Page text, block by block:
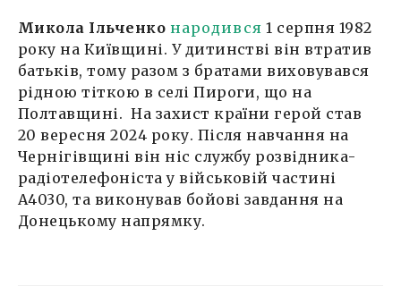
Микола Ільченко народився 1 серпня 1982
року на Київщині. У дитинстві він втратив
батьків, тому разом з братами виховувався
рідною тіткою в селі Пироги, що на
Полтавщині. На захист країни герой став
20 вересня 2024 року. Після навчання на
Чернігівщині він ніс службу розвідника-
радіотелефоніста у військовій частині
А4030, та виконував бойові завдання на
Донецькому напрямку.